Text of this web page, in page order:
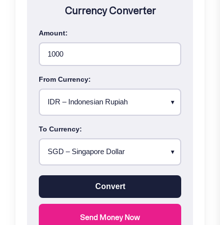
Currency Converter
Amount:
From Currency:
To Currency:
Convert
Send Money Now